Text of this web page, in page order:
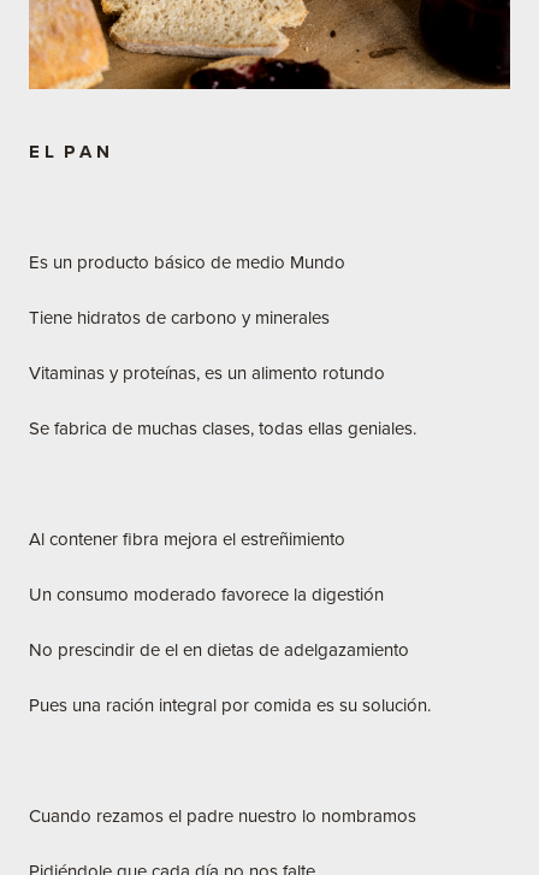
E L P A N
Es un producto básico de medio Mundo
Tiene hidratos de carbono y minerales
Vitaminas y proteínas, es un alimento rotundo
Se fabrica de muchas clases, todas ellas geniales.
Al contener fibra mejora el estreñimiento
Un consumo moderado favorece la digestión
No prescindir de el en dietas de adelgazamiento
Pues una ración integral por comida es su solución.
Cuando rezamos el padre nuestro lo nombramos